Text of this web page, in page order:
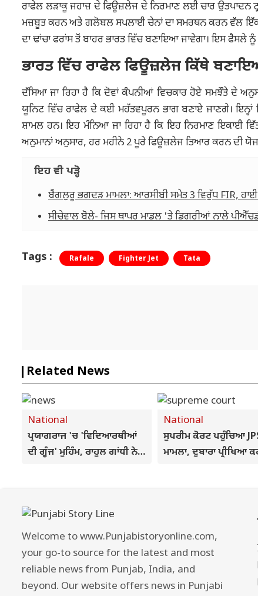
ਰਾਫੇਲ ਲੜਾਕੂ ਜਹਾਜ਼ ਦੇ ਫਿਊਜ਼ਲੇਜ ਦੇ ਨਿਰਮਾਣ ਲਈ ਚਾਰ ਉਤਪਾਦਨ
ਮਜ਼ਬੂਤ ਕਰਨ ਅਤੇ ਗਲੋਬਲ ਸਪਲਾਈ ਚੇਨਾਂ ਦਾ ਸਮਰਥਨ ਕਰਨ ਵੱਲ ਇੱਕ
ਦਾ ਢਾਂਚਾ ਫਰਾਂਸ ਤੋਂ ਬਾਹਰ ਭਾਰਤ ਵਿੱਚ ਬਣਾਇਆ ਜਾਵੇਗਾ। ਇਸ
ਭਾਰਤ ਵਿੱਚ ਰਾਫੇਲ ਫਿਊਜ਼ਲੇਜ ਕਿੱਥੇ
ਦੱਸਿਆ ਜਾ ਰਿਹਾ ਹੈ ਕਿ ਦੋਵਾਂ ਕੰਪਨੀਆਂ ਵਿਚਕਾਰ ਹੋਏ ਸਮਝੌਤੇ ਦੇ
ਯੂਨਿਟ ਵਿੱਚ ਰਾਫੇਲ ਦੇ ਕਈ ਮਹੱਤਵਪੂਰਨ ਭਾਗ ਬਣਾਏ ਜਾਣਗੇ।
ਸ਼ਾਮਲ ਹਨ। ਇਹ ਮੰਨਿਆ ਜਾ ਰਿਹਾ ਹੈ ਕਿ ਇਹ ਨਿਰਮਾਣ ਇਕਾਈ
ਅਨੁਮਾਨਾਂ ਅਨੁਸਾਰ, ਹਰ ਮਹੀਨੇ 2 ਪੂਰੇ ਫਿਊਜ਼ਲੇਜ ਤਿਆਰ ਕਰਨ ਦੀ
ਇਹ ਵੀ ਪੜ੍ਹੋ
ਬੈਂਗਲੁਰੂ ਭਗਦੜ ਮਾਮਲਾ: ਆਰਸੀਬੀ ਸਮੇਤ 3 ਵਿਰੁੱਧ FIR,
ਸੀਚੇਵਾਲ ਬੋਲੇ- ਜਿਸ ਥਾਪਰ ਮਾਡਲ 'ਤੇ ਡਿਗਰੀਆਂ ਨਾਲੇ
Tags : Rafale Fighter Jet Tata
Related News
National
ਪ੍ਰਯਾਗਰਾਜ 'ਚ 'ਵਿਦਿਆਰਥੀਆਂ
ਦੀ ਗੂੰਜ' ਮੁਹਿੰਮ, ਰਾਹੁਲ ਗਾਂਧੀ ਨੇ
National
ਸੁਪਰੀਮ ਕੋਰਟ ਪਹੁੰਚਿਆ
ਮਾਮਲਾ, ਦੁਬਾਰਾ ਪ੍ਰੀਖਿਆ
Welcome to www.Punjabistoryonline.com,
your go-to source for the latest and most
reliable news from Punjab, India, and
beyond. Our website offers news in Punjabi